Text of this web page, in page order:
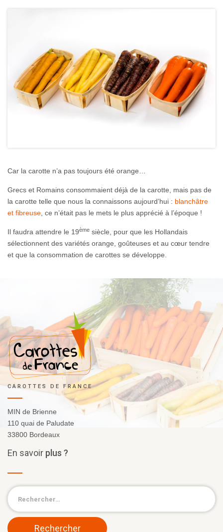
Car la carotte n’a pas toujours été orange…
Grecs et Romains consommaient déjà de la carotte, mais pas de
la carotte telle que nous la connaissons aujourd’hui : blanchâtre
et fibreuse, ce n’était pas le mets le plus apprécié à l’époque !
Il faudra attendre le 19ème siècle, pour que les Hollandais
sélectionnent des variétés orange, goûteuses et au cœur tendre
et que la consommation de carottes se développe.
CAROTTES DE FRANCE
MIN de Brienne
110 quai de Paludate
33800 Bordeaux
En savoir plus ?